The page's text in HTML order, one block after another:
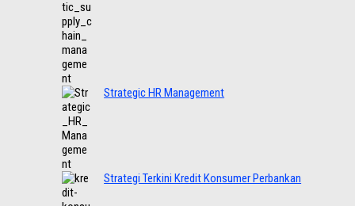
Strategic HR Management
Strategi Terkini Kredit Konsumer Perbankan